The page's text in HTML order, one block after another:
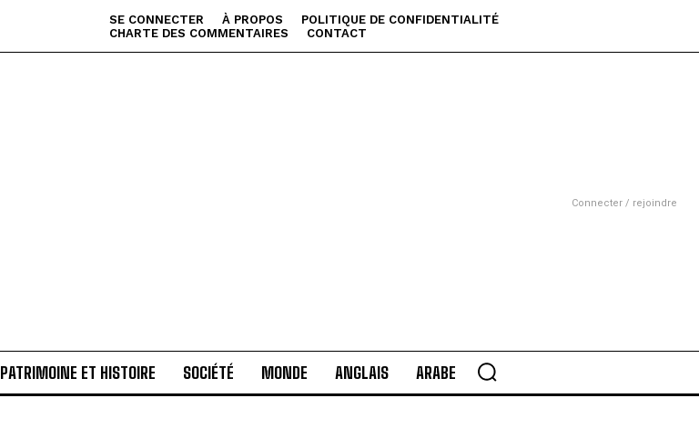
SE CONNECTER À PROPOS
POLITIQUE DE CONFIDENTIALITÉ
CHARTE DES COMMENTAIRES
CONTACT
Connecter / rejoindre
PATRIMOINE ET HISTOIRE SOCIÉTÉ MONDE ANGLAIS ARABE